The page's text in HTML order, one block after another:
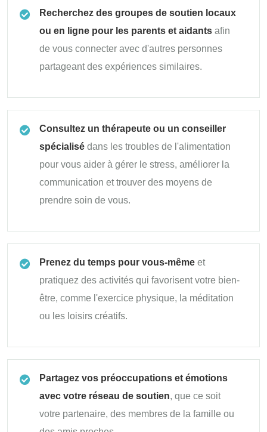
Recherchez des groupes de soutien locaux
ou en ligne pour les parents et aidants afin
de vous connecter avec d'autres personnes
partageant des expériences similaires.
Consultez un thérapeute ou un conseiller
spécialisé dans les troubles de l'alimentation
pour vous aider à gérer le stress, améliorer la
communication et trouver des moyens de
prendre soin de vous.
Prenez du temps pour vous-même et
pratiquez des activités qui favorisent votre bien-
être, comme l'exercice physique, la méditation
ou les loisirs créatifs.
Partagez vos préoccupations et émotions
avec votre réseau de soutien, que ce soit
votre partenaire, des membres de la famille ou